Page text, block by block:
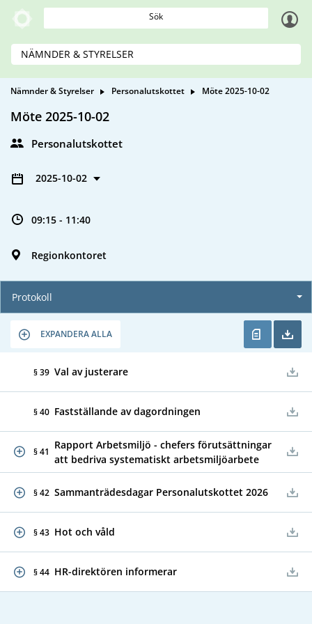
Sök
NÄMNDER & STYRELSER
Nämnder & Styrelser Personalutskottet Möte 2025-10-02
Möte 2025-10-02
Personalutskottet
2025-10-02
09:15 - 11:40
Regionkontoret
Protokoll
EXPANDERA ALLA
§ 39 Val av justerare
§ 40 Fastställande av dagordningen
§ 41
Rapport Arbetsmiljö - chefers förutsättningar
att bedriva systematiskt arbetsmiljöarbete
§ 42 Sammanträdesdagar Personalutskottet 2026
§ 43 Hot och våld
§ 44 HR-direktören informerar